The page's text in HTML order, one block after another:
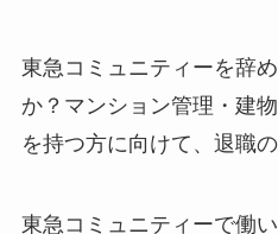
東急コミュニティーを辞
か？マンション管理・建
を持つ方に向けて、退職
東急コミュニティーで働